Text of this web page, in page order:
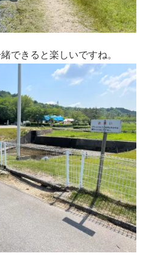
できると楽しいですね。